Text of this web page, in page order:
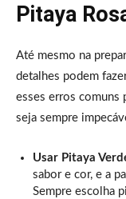
Pitaya
Até mesmo na
detalhes podem
esses erros comuns
seja sempre
Usar Pitaya
sabor e cor, e a
Sempre escolha